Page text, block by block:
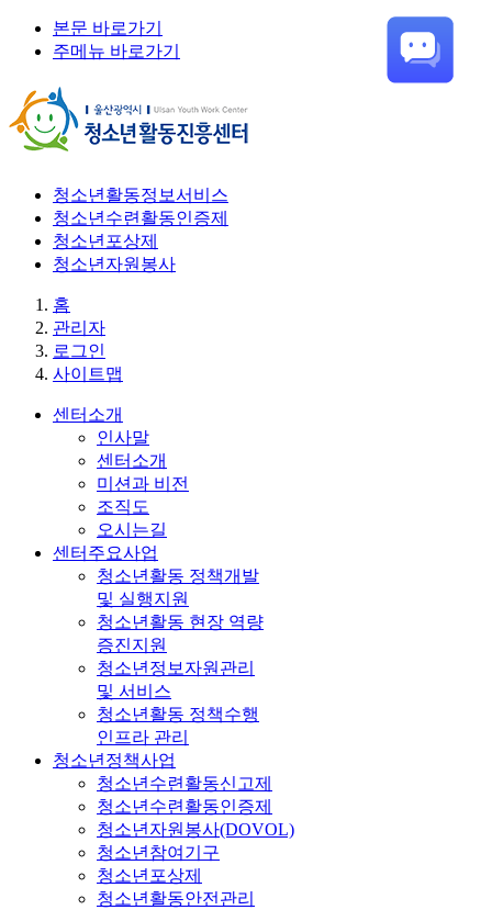
본문 바로가기
주메뉴 바로가기
청소년활동정보서비스
청소년수련활동인증제
청소년포상제
청소년자원봉사
홈
관리자
로그인
사이트맵
센터소개
인사말
센터소개
미션과 비전
조직도
오시는길
센터주요사업
청소년활동 정책개발
및 실행지원
청소년활동 현장 역량
증진지원
청소년정보자원관리
및 서비스
청소년활동 정책수행
인프라 관리
청소년정책사업
청소년수련활동신고제
청소년수련활동인증제
청소년자원봉사(DOVOL)
청소년참여기구
청소년포상제
청소년활동안전관리